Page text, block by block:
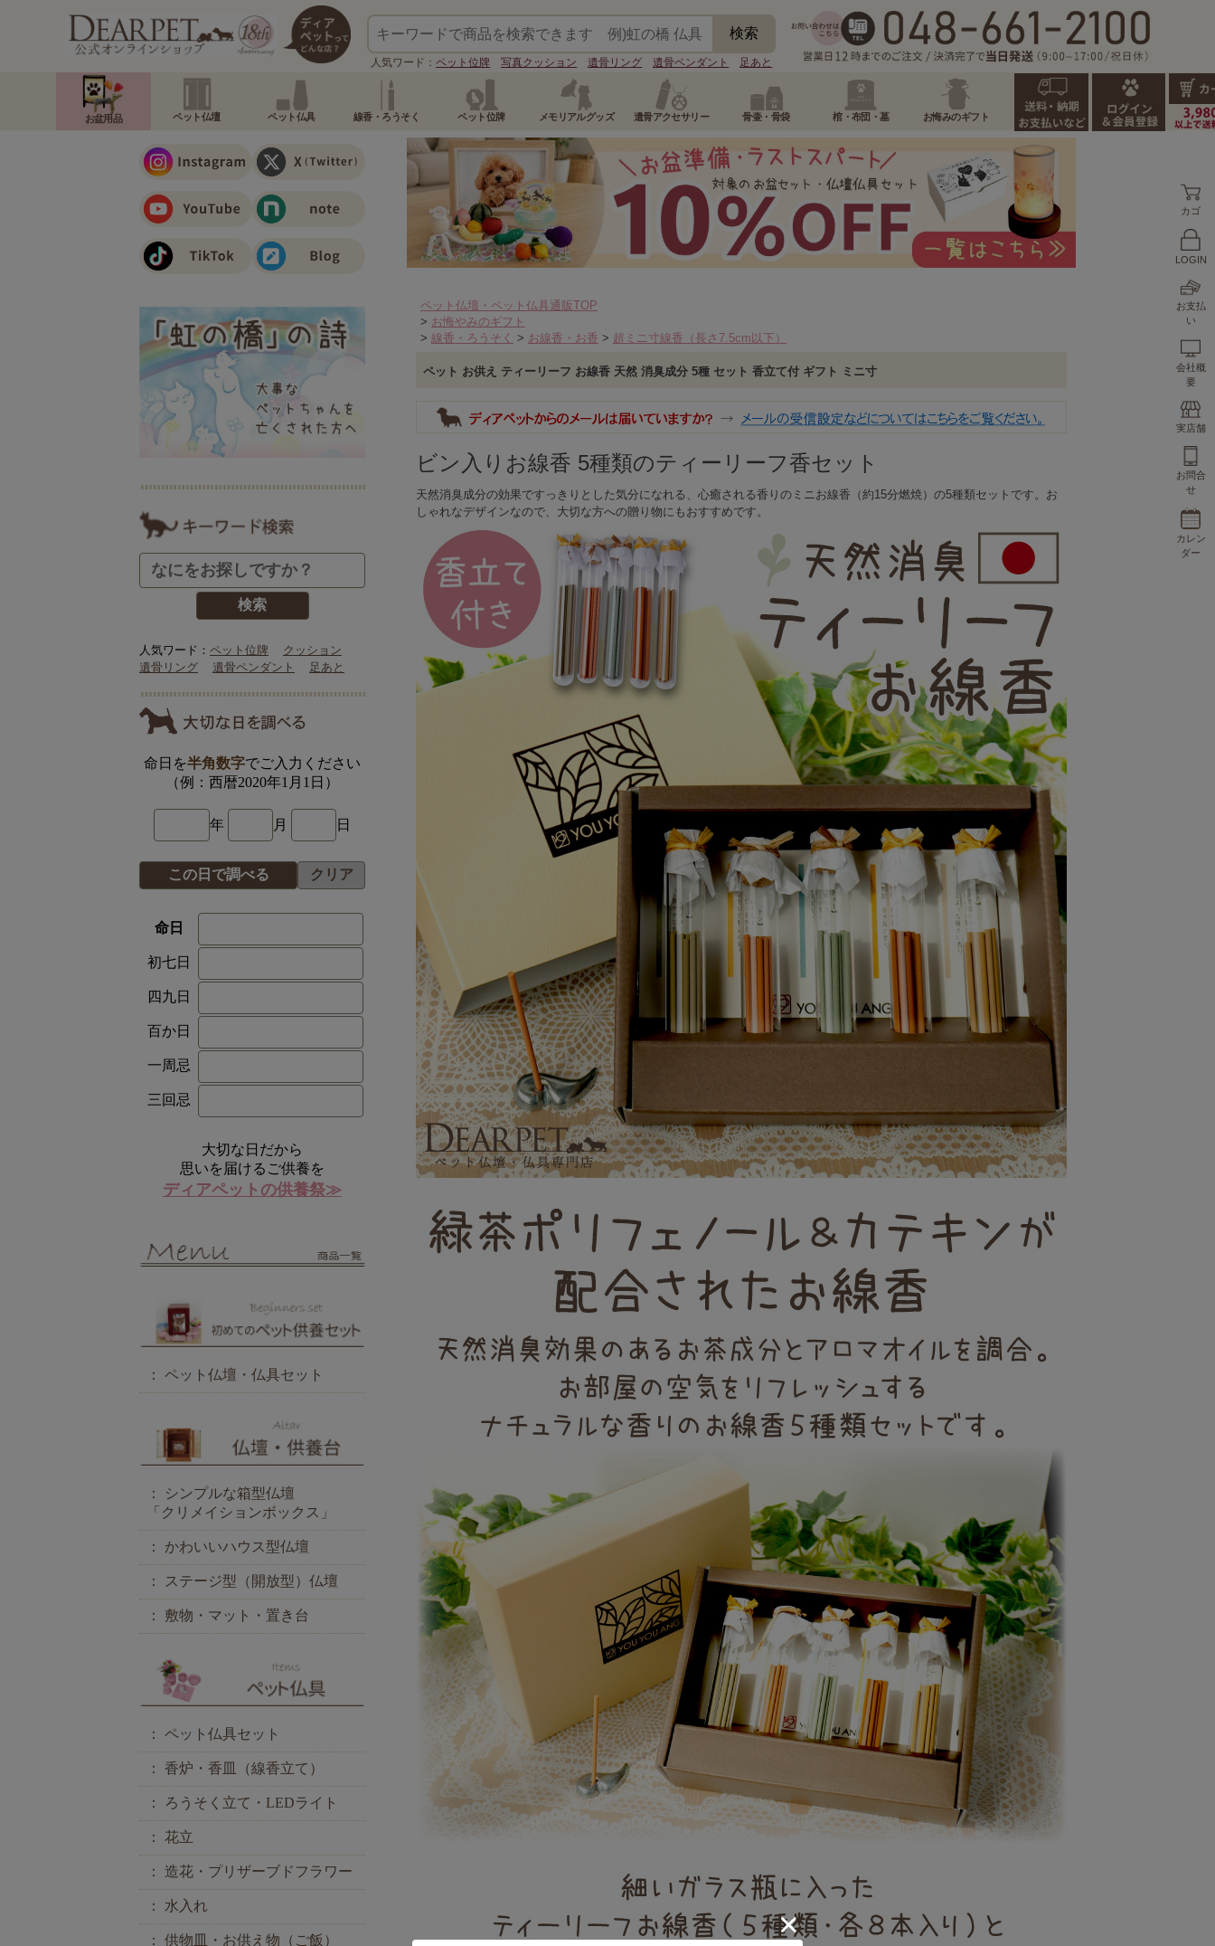
人気ワード：ペット位牌 写真クッション 遺骨リング 遺骨ペンダント 足あと
お盆用品 ペット仏壇 ペット仏具 線香・ろうそく ペット位牌 メモリアルグッズ 遺骨アクセサリー 骨壷・骨袋 棺・布団・墓 お悔みのギフト
カゴ
LOGIN
お支払
い
会社概
要
実店舗
お問合
せ
カレン
ダー
ペット仏壇・ペット仏具通販TOP
> お悔やみのギフト
> 線香・ろうそく > お線香・お香 > 超ミニ寸線香（長さ7.5cm以下）
ペット お供え ティーリーフ お線香 天然 消臭成分 5種 セット 香立て付 ギフト ミニ寸
ビン入りお線香 5種類のティーリーフ香セット
天然消臭成分の効果ですっきりとした気分になれる、心癒される香りのミニお線香（約15分燃焼）の5種類セットです。お
しゃれなデザインなので、大切な方への贈り物にもおすすめです。